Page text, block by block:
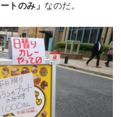
トのみ」 なのだ。